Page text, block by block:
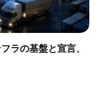
ラの基盤と宣言、